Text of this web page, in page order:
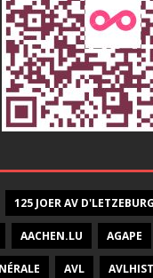
125 JOER AV
AACHEN.LU AGAPE
AVL